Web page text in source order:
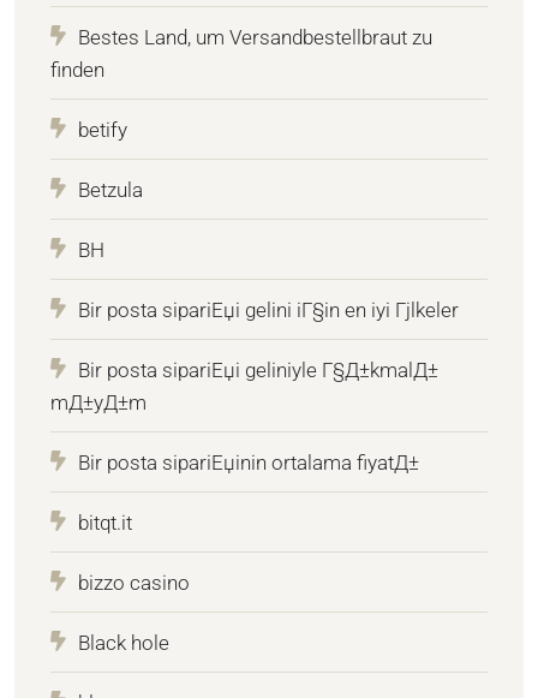
Bestes Land, um Versandbestellbraut zu
finden
betify
Betzula
BH
Bir posta sipariЕџi gelini iГ§in en iyi Гјlkeler
Bir posta sipariЕџi geliniyle Г§Д±kmalД±
mД±yД±m
Bir posta sipariЕџinin ortalama fiyatД±
bitqt.it
bizzo casino
Black hole